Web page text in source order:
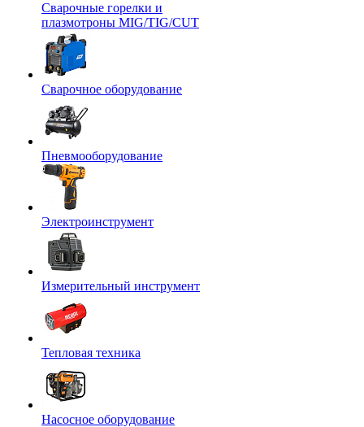
Сварочные горелки и
плазмотроны MIG/TIG/CUT
Сварочное оборудование
Пневмооборудование
Электроинструмент
Измерительный инструмент
Тепловая техника
Насосное оборудование